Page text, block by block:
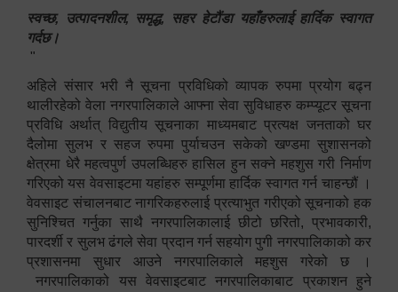
स्वच्छ, उत्पादनशील, समृद्ध, सहर हेटौंडा यहाँहरुलाई हार्दिक स्वागत
गर्दछ।
"
अहिले संसार भरी नै सूचना प्रविधिको व्यापक रुपमा प्रयोग बढ्न
थालीरहेको वेला नगरपालिकाले आफ्ना सेवा सुविधाहरु कम्प्यूटर सूचना
प्रविधि अर्थात् विद्युतीय सूचनाका माध्यमबाट प्रत्यक्ष जनताको घर
दैलोमा सुलभ र सहज रुपमा पुर्याचउन सकेको खण्डमा सुशासनको
क्षेत्रमा धेरै महत्वपुर्ण उपलब्धिहरु हासिल हुन सक्ने महशुस गरी निर्माण
गरिएको यस वेवसाइटमा यहांहरु सम्पूर्णमा हार्दिक स्वागत गर्न चाहन्छौं ।
वेवसाइट संचालनबाट नागरिकहरुलाई प्रत्याभुत गरीएको सूचनाको हक
सुनिश्चित गर्नुका साथै नगरपालिकालाई छीटो छरितो, प्रभावकारी,
पारदर्शी र सुलभ ढंगले सेवा प्रदान गर्न सहयोग पुगी नगरपालिकाको कर
प्रशासनमा सुधार आउने नगरपालिकाले महशुस गरेको छ ।
नगरपालिकाको यस वेवसाइटबाट नगरपालिकाबाट प्रकाशन हुने